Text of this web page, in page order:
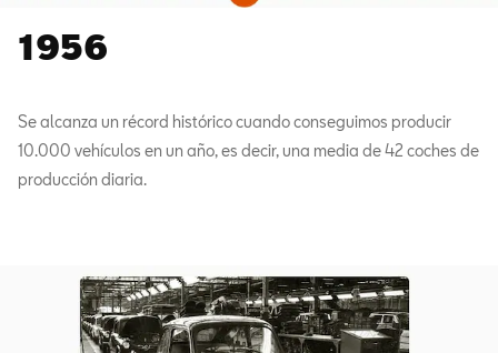
1956
Se alcanza un récord histórico cuando conseguimos producir
10.000 vehículos en un año, es decir, una media de 42 coches de
producción diaria.